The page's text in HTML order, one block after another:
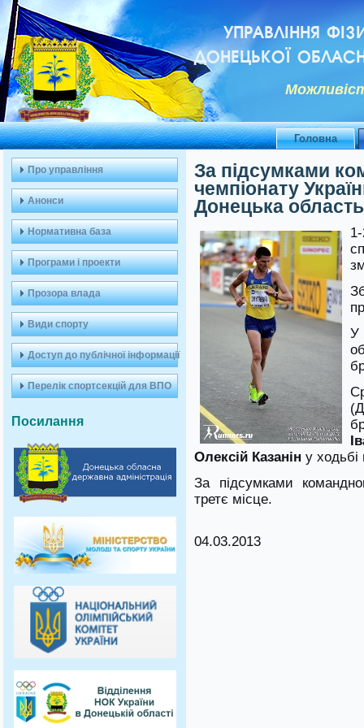
УПРАВЛІННЯ
ДОНЕЦЬКОЇ
Головна
Про управління
Анонси
Нормативна база
Програми і проекти
Прозора влада
Види спорту
Доступ до публічної інформації
Перелік спортсекцій для ВПО
Посилання
За підсумками
чемпіонату
Донецька
У
Олексій Казанін у
За підсумками
третє місце.
04.03.2013